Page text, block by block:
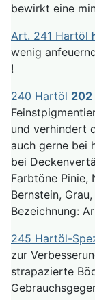
bewirkt eine
Art. 241 Hartöl
wenig
!
240 Hartöl
und verhindert
auch gerne bei
bei
Farbtöne Pinie,
Bernstein,
Bezeichnung:
245 Hartöl-
zur
strapazierte